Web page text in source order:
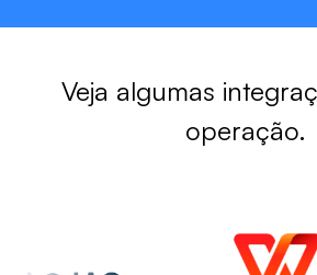
Veja algumas
operação.